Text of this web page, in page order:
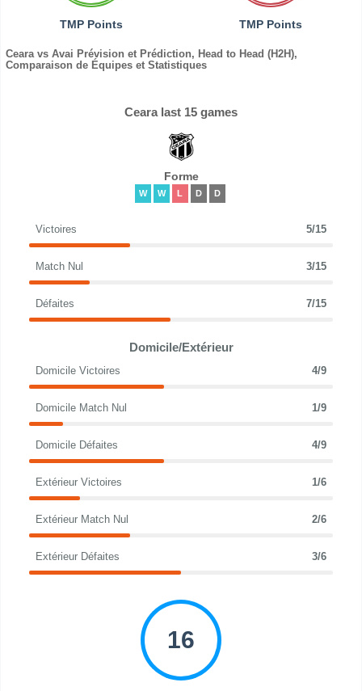
TMP Points TMP Points
Ceara vs Avai Prévision et Prédiction, Head to Head (H2H),
Comparaison de Équipes et Statistiques
Ceara last 15 games
Forme
W W L D D
Victoires 5/15
Match Nul 3/15
Défaites 7/15
Domicile/Extérieur
Domicile Victoires 4/9
Domicile Match Nul 1/9
Domicile Défaites 4/9
Extérieur Victoires 1/6
Extérieur Match Nul 2/6
Extérieur Défaites 3/6
16